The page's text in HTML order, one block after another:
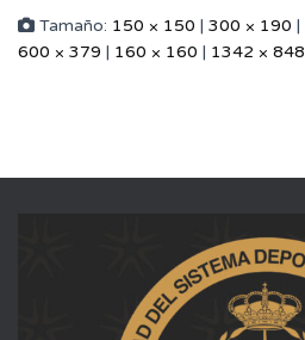
Tamaño: 150 × 150 | 300 × 190 |
600 × 379 | 160 × 160 | 1342 × 848